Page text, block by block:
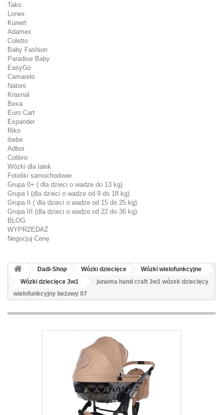
Tako
Lonex
Kunert
Adamex
Coletto
Baby Fashion
Paradise Baby
EasyGo
Camarelo
Natoni
Krasnal
Bexa
Euro Cart
Expander
Riko
ibebe
Adbor
Colibro
Wózki dla lalek
Foteliki samochodowe
Grupa 0+ ( dla dzieci o wadze do 13 kg)
Grupa I (dla dzieci o wadze od 9 do 18 kg)
Grupa II ( dla dzieci o wadze od 15 do 25 kg)
Grupa III (dla dzieci o wadze od 22 do 36 kg)
BLOG
WYPRZEDAŻ
Negocjuj Cenę
Dadi-Shop Wózki dziecięce
Wózki wielofunkcyjne
Wózki dziecięce 3w1
junama hand craft 3w1 wózek dziecięcy
wielofunkcyjny beżowy 07